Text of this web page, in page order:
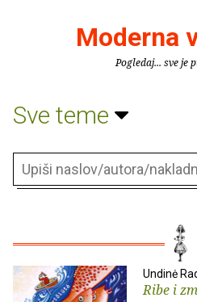
Moderna
Pogledaj... sve je
Sve teme
Undinė
Ribe i